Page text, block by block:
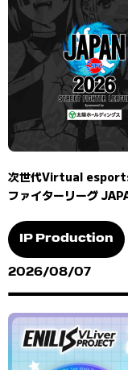
次世代Virtual
ファイターリーグ
IP Production
2026/08/07